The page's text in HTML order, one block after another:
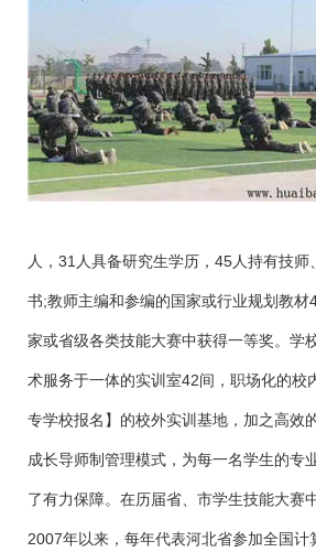
人，31人具备研究生学历，45人持有技师
书;教师主编和参编的国家或行业规划教材
家或省级各类技能大赛中获得一等奖。学
术服务于一体的实训室42间，职场化的校
专学校报名】的校外实训基地，加之高效
成长导师制管理模式，为每一名学生的专
了有力保障。在历届省、市学生技能大赛
2007年以来，每年代表河北省参加全国计